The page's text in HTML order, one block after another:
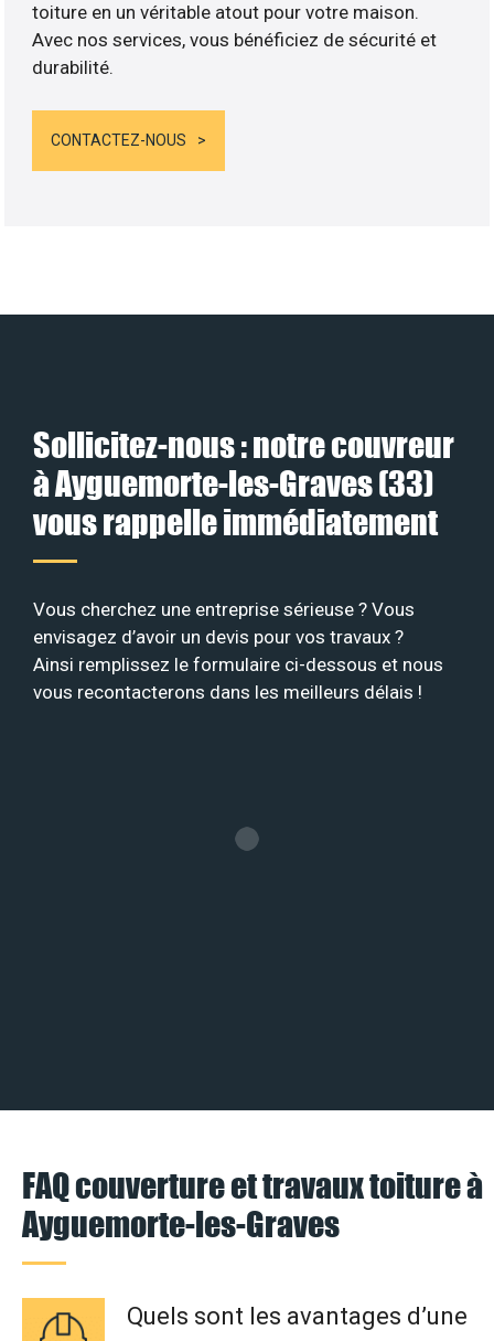
toiture en un véritable atout pour votre maison.
Avec nos services, vous bénéficiez de sécurité et
durabilité.
CONTACTEZ-NOUS
Sollicitez-nous : notre couvreur
à Ayguemorte-les-Graves (33)
vous rappelle immédiatement
Vous cherchez une entreprise sérieuse ? Vous
envisagez d’avoir un devis pour vos travaux ?
Ainsi remplissez le formulaire ci-dessous et nous
vous recontacterons dans les meilleurs délais !
FAQ couverture et travaux toiture à
Ayguemorte-les-Graves
Quels sont les avantages d’une